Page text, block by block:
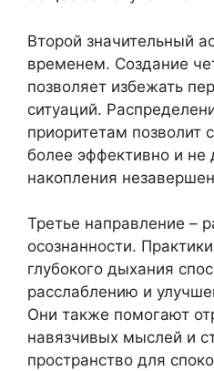
Второй значительный
временем. Создание
позволяет избежать
ситуаций.
приоритетам позволит
более эффективно и не
накопления
Третье направление –
осознанности.
глубокого дыхания
расслаблению и
Они также помогают
навязчивых мыслей и
пространство для